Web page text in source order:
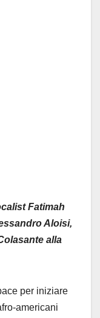
Fatimah
Aloisi,
alla
per iniziare
americani